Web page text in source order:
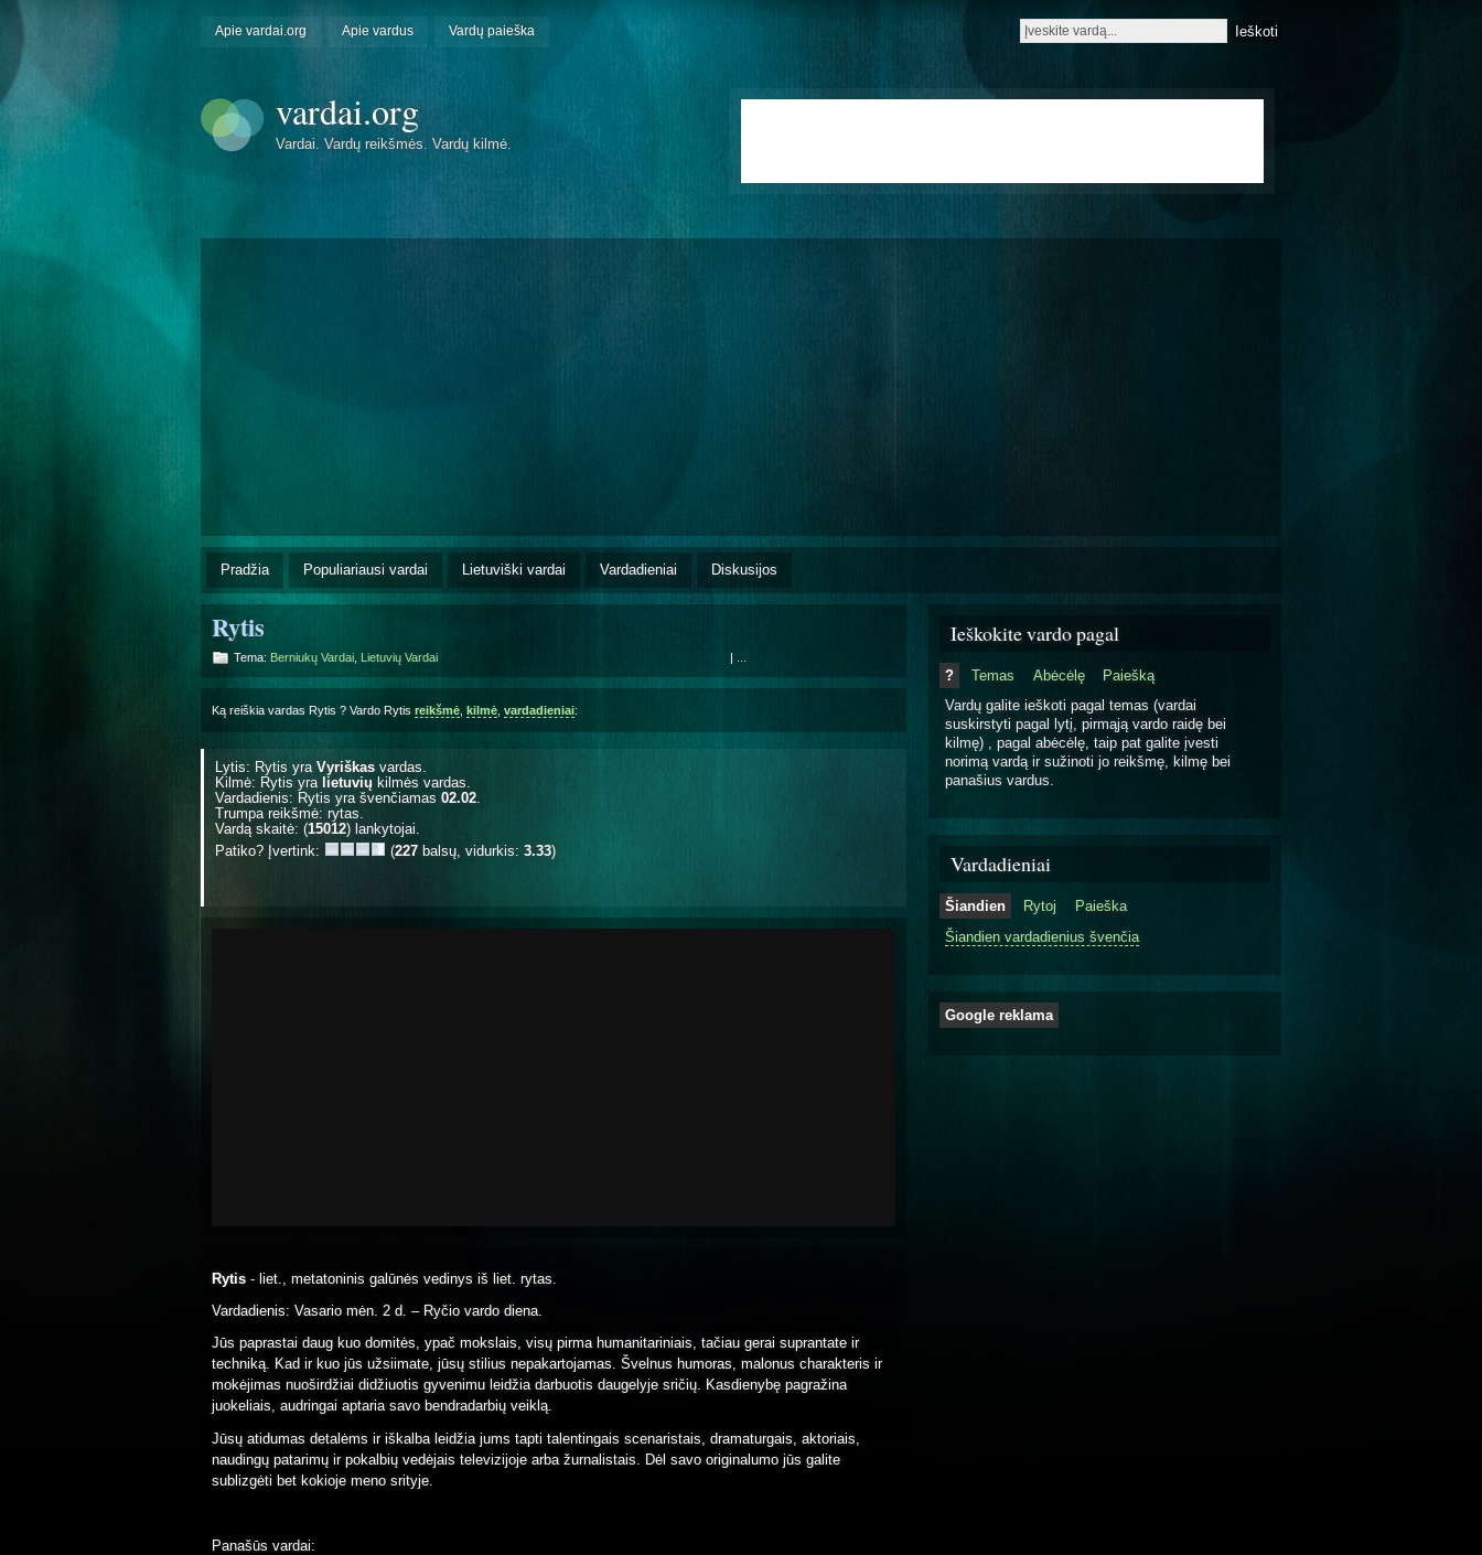
Apie vardai.org Apie vardus Vardų paieška
vardai.org
Vardai. Vardų reikšmės. Vardų kilmė.
Pradžia Populiariausi vardai Lietuviški vardai Vardadieniai Diskusijos
Rytis
Tema: Berniukų Vardai Lietuvių Vardai |
Ką reiškia vardas Rytis ? Vardo Rytis reikšmė kilmė vardadieniai:
Lytis: Rytis yra Vyriškas vardas.
Kilmė: Rytis yra lietuvių kilmės vardas.
Vardadienis: Rytis yra švenčiamas 02.02
Trumpa reikšmė: rytas.
Vardą skaitė: (15012) lankytojai.
Patiko? Įvertink:
(227 balsų, vidurkis: 3.33)
Rytis - liet., metatoninis galūnės vedinys iš liet. rytas.
Vardadienis: Vasario mėn. 2 d. – Ryčio vardo diena.
Jūs paprastai daug kuo domitės, ypač mokslais, visų pirma humanitariniais, tačiau gerai suprantate ir
techniką. Kad ir kuo jūs užsiimate, jūsų stilius nepakartojamas. Švelnus humoras, malonus charakteris ir
mokėjimas nuoširdžiai didžiuotis gyvenimu leidžia darbuotis daugelyje sričių. Kasdienybę pagražina
juokeliais, audringai aptaria savo bendradarbių veiklą.
Jūsų atidumas detalėms ir iškalba leidžia jums tapti talentingais scenaristais, dramaturgais, aktoriais,
naudingų patarimų ir pokalbių vedėjais televizijoje arba žurnalistais. Dėl savo originalumo jūs galite
sublizgėti bet kokioje meno srityje.
Panašūs vardai:
Ieškokite vardo pagal
? Temas Abėcėlę
Paiešką
Vardų galite ieškoti pagal temas (vardai
suskirstyti pagal lytį, pirmąją vardo raidę bei
kilmę) , pagal abėcėlę, taip pat galite įvesti
norimą vardą ir sužinoti jo reikšmę, kilmę bei
panašius vardus.
Vardadieniai
Šiandien Rytoj
Paieška
Šiandien vardadienius švenčia
Google reklama